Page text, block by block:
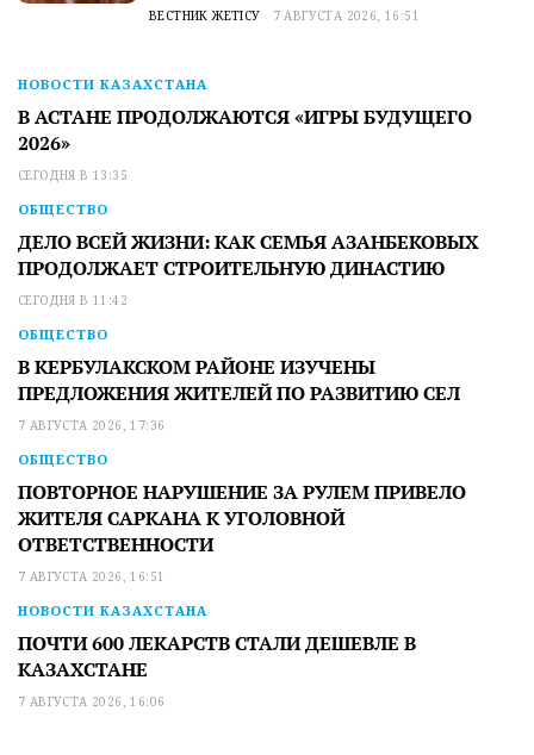
ВЕСТНИК ЖЕТІСУ 7 АВГУСТА 2026, 16:51
НОВОСТИ КАЗАХСТАНА
В АСТАНЕ ПРОДОЛЖАЮТСЯ «ИГРЫ БУДУЩЕГО
2026»
СЕГОДНЯ В 13:35
ОБЩЕСТВО
ДЕЛО ВСЕЙ ЖИЗНИ: КАК СЕМЬЯ АЗАНБЕКОВЫХ
ПРОДОЛЖАЕТ СТРОИТЕЛЬНУЮ ДИНАСТИЮ
СЕГОДНЯ В 11:42
ОБЩЕСТВО
В КЕРБУЛАКСКОМ РАЙОНЕ ИЗУЧЕНЫ
ПРЕДЛОЖЕНИЯ ЖИТЕЛЕЙ ПО РАЗВИТИЮ СЕЛ
7 АВГУСТА 2026, 17:36
ОБЩЕСТВО
ПОВТОРНОЕ НАРУШЕНИЕ ЗА РУЛЕМ ПРИВЕЛО
ЖИТЕЛЯ САРКАНА К УГОЛОВНОЙ
ОТВЕТСТВЕННОСТИ
7 АВГУСТА 2026, 16:51
НОВОСТИ КАЗАХСТАНА
ПОЧТИ 600 ЛЕКАРСТВ СТАЛИ ДЕШЕВЛЕ В
КАЗАХСТАНЕ
7 АВГУСТА 2026, 16:06